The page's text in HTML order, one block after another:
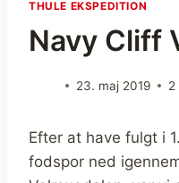
THULE EKSPEDITION
Navy Cliff
23. maj 2019 2
Efter at have fulgt i
fodspor ned